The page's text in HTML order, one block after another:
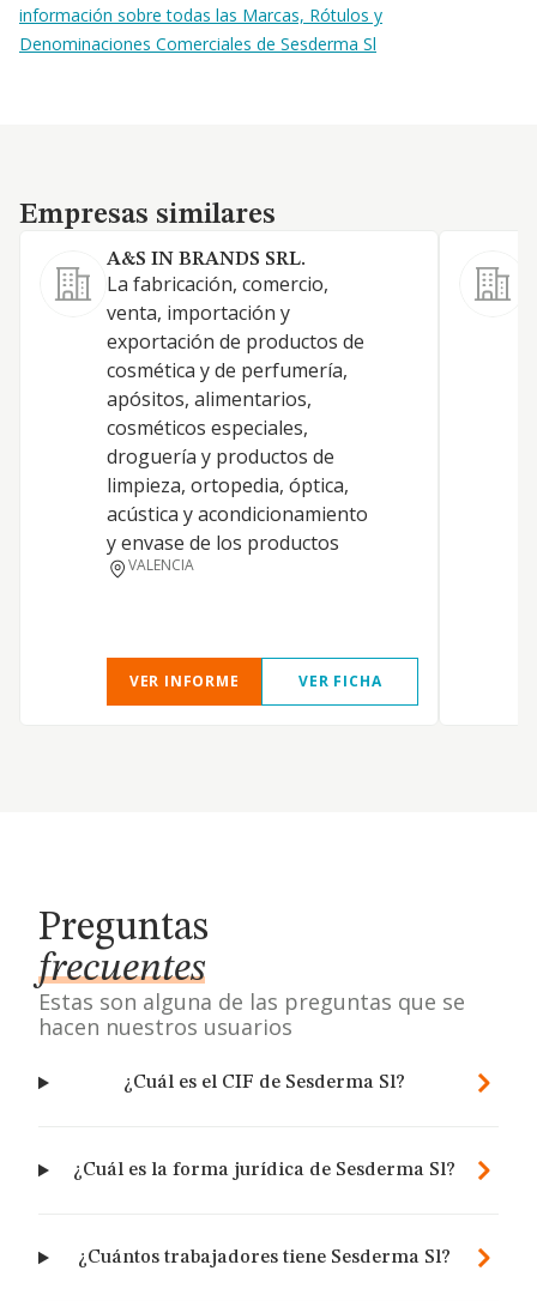
información sobre todas las Marcas, Rótulos y
Denominaciones Comerciales de Sesderma Sl
Empresas similares
Empresas similares
A&S IN BRANDS SRL.
La fabricación, comercio,
venta, importación y
exportación de productos de
cosmética y de perfumería,
apósitos, alimentarios,
cosméticos especiales,
droguería y productos de
limpieza, ortopedia, óptica,
acústica y acondicionamiento
y envase de los productos
VALENCIA
VER INFORME VER FICHA
Preguntas
frecuentes
Estas son alguna de las preguntas que se
hacen nuestros usuarios
¿Cuál es el CIF de Sesderma Sl?
¿Cuál es la forma jurídica de Sesderma Sl?
¿Cuántos trabajadores tiene Sesderma Sl?